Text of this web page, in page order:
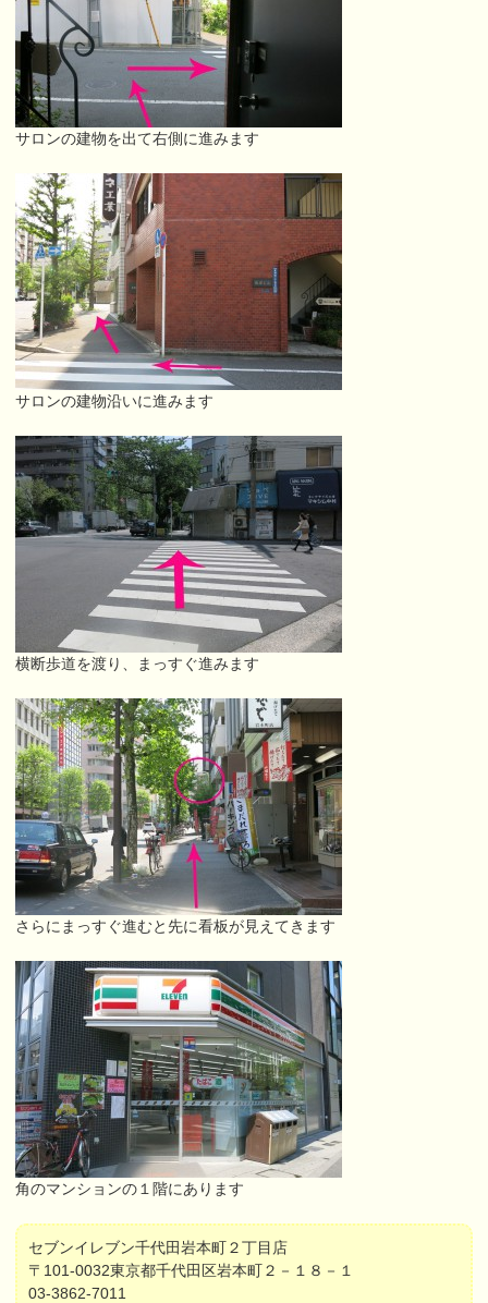
サロンの建物を出て右側に進みます
サロンの建物沿いに進みます
横断歩道を渡り、まっすぐ進みます
さらにまっすぐ進むと先に看板が見えてきます
角のマンションの１階にあります
セブンイレブン千代田岩本町２丁目店
〒101-0032東京都千代田区岩本町２－１８－１
03-3862-7011